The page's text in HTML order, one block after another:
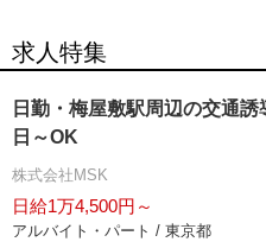
求人特集
日勤・梅屋敷駅周辺の交通
日～OK
株式会社MSK
日給1万4,500円～
アルバイト・パート / 東京都